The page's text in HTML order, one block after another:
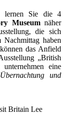
lernen Sie die 4
Museumnäher
die sich
haben
das Anfield
„British
eine
Übernachtung und